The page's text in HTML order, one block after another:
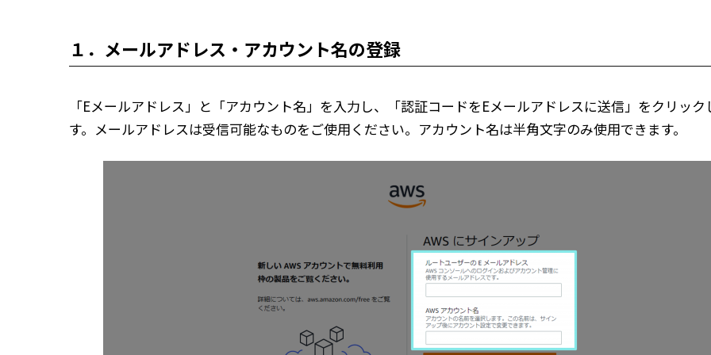
１．メールアドレス・アカウント名の登録
「Eメールアドレス」と「アカウント名」を入力し、「認証コードをEメールアドレスに送信」をクリック
す。メールアドレスは受信可能なものをご使用ください。アカウント名は半角文字のみ使用できます。